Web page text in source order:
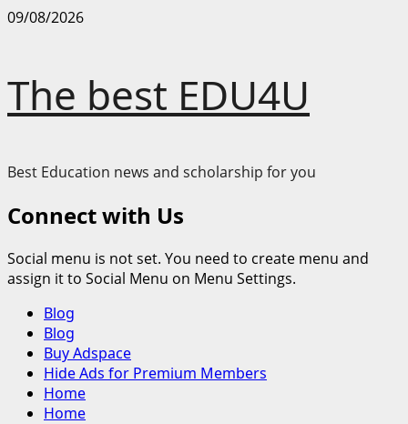
Skip
09/08/2026
The best EDU4U
Best Education news and scholarship for you
Connect with Us
Social menu is not set. You need to create menu and
assign it to Social Menu on Menu Settings.
Primary
Menu
Blog
Blog
Buy Adspace
Hide Ads for Premium Members
Home
Home